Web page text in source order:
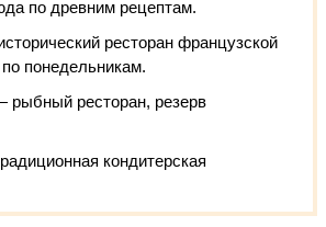
по древним рецептам.
ресторан французской
понедельникам.
рыбный ресторан, резерв
кондитерская